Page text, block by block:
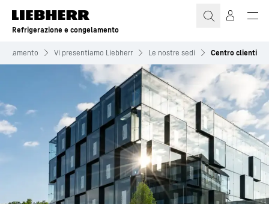
Refrigerazione e congelamento
Vi presentiamo Liebherr Le nostre sedi Centro clienti